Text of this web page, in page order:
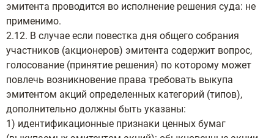
эмитента проводится во исполнение решения суда: не
применимо.
2.12. В случае если повестка дня общего собрания
участников (акционеров) эмитента содержит вопрос,
голосование (принятие решения) по которому может
повлечь возникновение права требовать выкупа
эмитентом акций определенных категорий (типов),
дополнительно должны быть указаны:
1) идентификационные признаки ценных бумаг